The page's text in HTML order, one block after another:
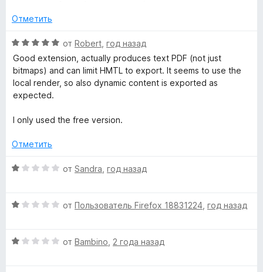
и
5
н
5
и
з
5
Отметить
О
ц
е
н
е
о
а
и
от Robert год назад
Good extension, actually produces text PDF (not just
bitmaps) and can limit HMTL to export. It seems to use the
local render, so also dynamic content is exported as
expected.
I only used the free version.
Отметить
О
н
о
от Sandra год назад
О
н
от Пользователь Firefox 18831224 год назад
О
от Bambino 2 года назад